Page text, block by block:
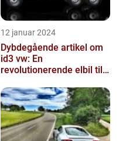
12 januar 2024
Dybdegående artikel om
id3 vw: En
revolutionerende elbil til